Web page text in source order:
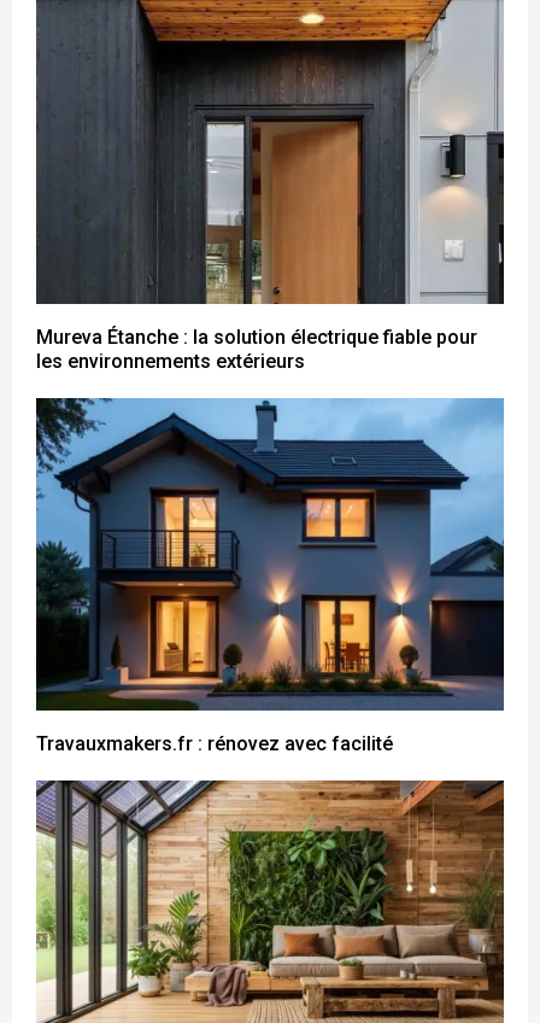
Mureva Étanche : la solution électrique fiable pour
les environnements extérieurs
Travauxmakers.fr : rénovez avec facilité